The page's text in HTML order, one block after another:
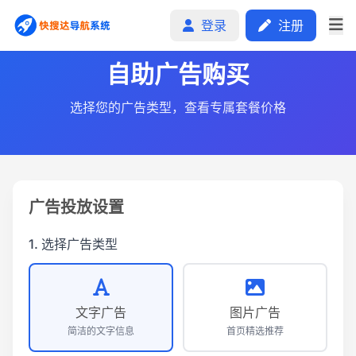
登录 注册
分类排行
自助广告
自助广告购买
选择您的广告类型，查看专属套餐价格
广告投放设置
1. 选择广告类型
文字广告
简洁的文字信息
图片广告
首页精选推荐